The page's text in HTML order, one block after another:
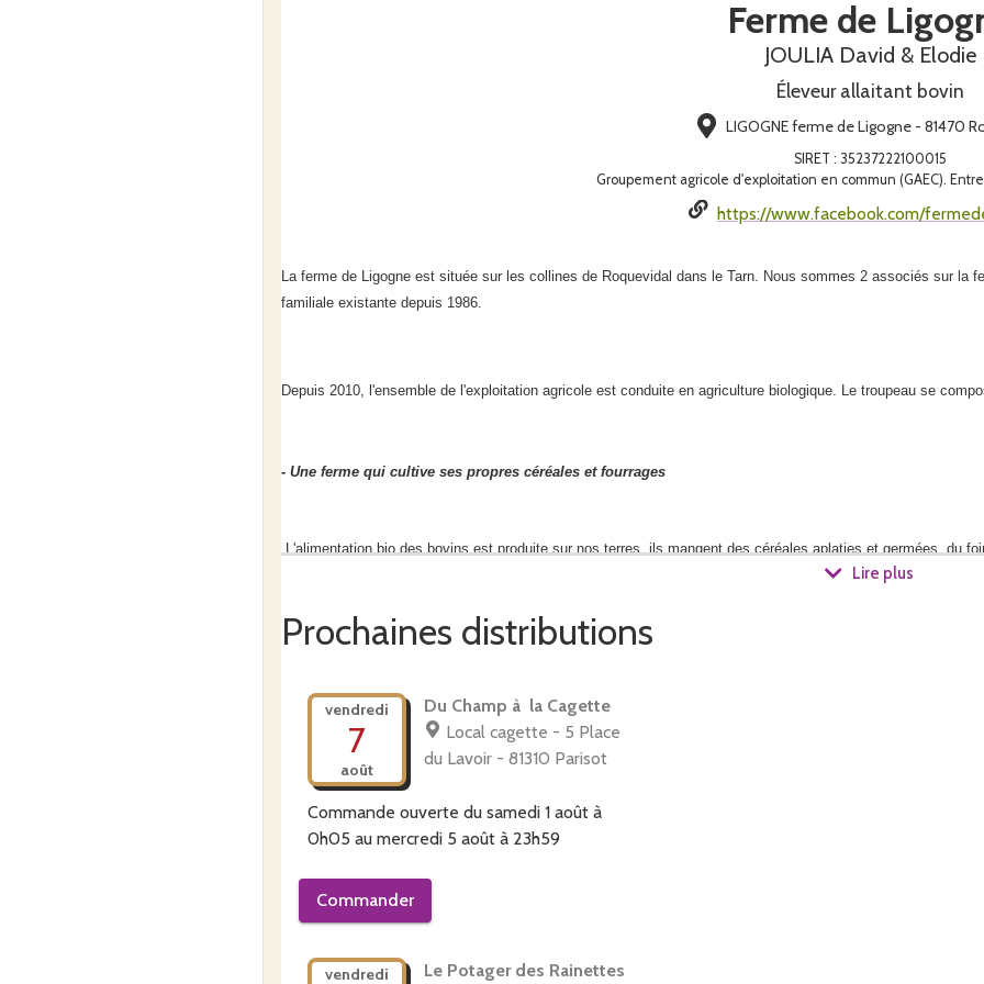
Ferme de
JOULIA David & Elodie
Éleveur allaitant bovin
LIGOGNE ferme de Ligogne - 81470
SIRET : 35237222100015
Groupement agricole d'exploitation en commun (GAEC).
https://www.facebook.com/
La ferme de Ligogne est située sur les collines de Roquevidal dans le Tarn. Nous sommes 2 associés sur la
familiale existante depuis 1986.
Depuis 2010, l'ensemble de l'exploitation agricole est conduite en agriculture biologique. Le troupeau se
- Une ferme qui cultive ses propres céréales et fourrages
L'alimentation bio des bovins est produite sur nos terres, ils mangent des céréales aplaties et germées, du
Du foin de haute valeur nutritive: prairies naturelles, luzerne, lotier et trèfle.
Des céréales diversifiées: orge, épeautre, avoine, lin, pois, vesse, cameline.
- Une ferme qui respecte le cycle de vie des animaux et de la terre
Lire plus
Prochaines distributions
vendredi
7
août
Du Champ à la Cagette
Local cagette - 5 Place
du Lavoir - 81310 Parisot
Commande ouverte du samedi 1 août à
0h05 au mercredi 5 août à 23h59
Commander
vendredi
Le Potager des Rainettes